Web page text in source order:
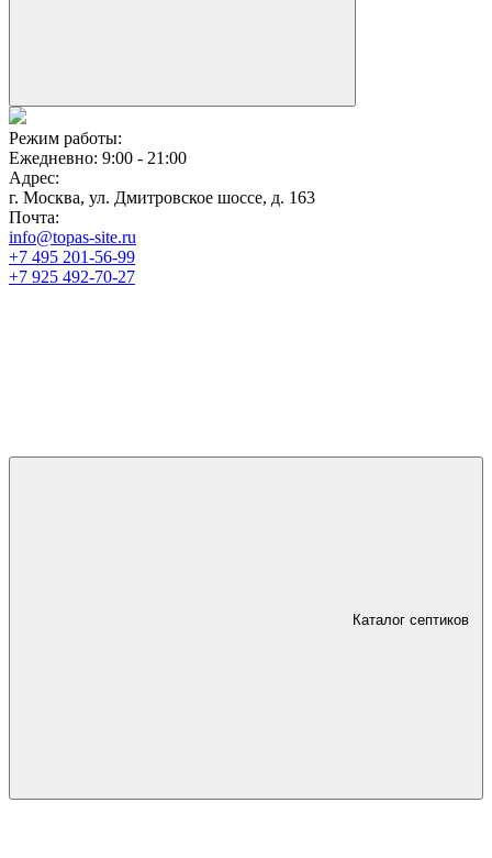
Режим работы:
Ежедневно: 9:00 - 21:00
Адрес:
г. Москва, ул. Дмитровское шоссе, д. 163
Почта:
info@topas-site.ru
+7 495 201-56-99
+7 925 492-70-27
Каталог септиков